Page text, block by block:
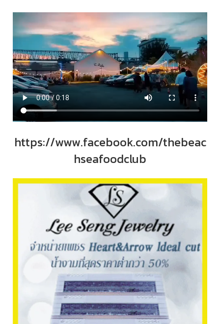
https://www.facebook.com/thebeac
hseafoodclub